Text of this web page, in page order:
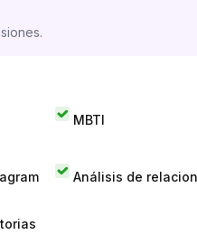
MBTI
Análisis de